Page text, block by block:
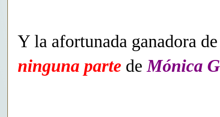
Y la afortunada ganadora
ninguna parte de Mónica